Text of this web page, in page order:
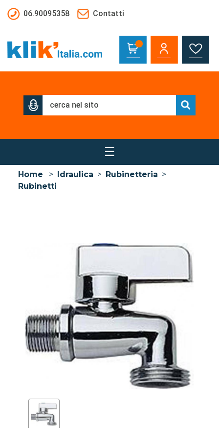
06.90095358
Contatti
☰
Home > Idraulica > Rubinetteria >
Rubinetti